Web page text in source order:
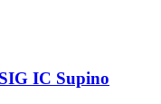
IC Supino